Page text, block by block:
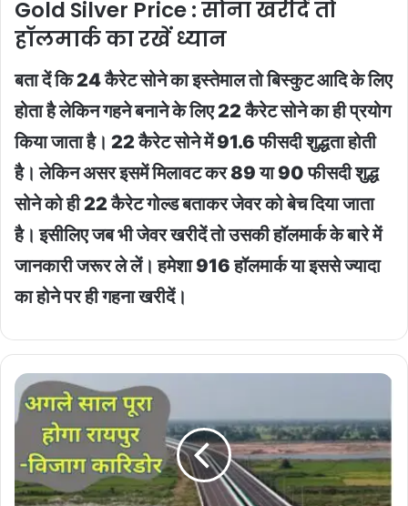
Gold Silver Price : सोना खरीदें तो
हॉलमार्क का रखें ध्यान
बता दें कि 24 कैरेट सोने का इस्तेमाल तो बिस्कुट आदि के लिए
होता है लेकिन गहने बनाने के लिए 22 कैरेट सोने का ही प्रयोग
किया जाता है। 22 कैरेट सोने में 91.6 फीसदी शुद्धता होती
है। लेकिन असर इसमें मिलावट कर 89 या 90 फीसदी शुद्ध
सोने को ही 22 कैरेट गोल्ड बताकर जेवर को बेच दिया जाता
है। इसीलिए जब भी जेवर खरीदें तो उसकी हॉलमार्क के बारे में
जानकारी जरूर ले लें। हमेशा 916 हॉलमार्क या इससे ज्यादा
का होने पर ही गहना खरीदें।
Raipur-
Vizag
corridor
अगले
साल
पूरा